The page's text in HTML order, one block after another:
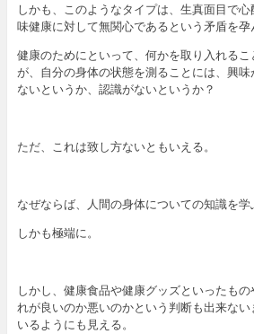
しかも、このようなタイプは、生真面目で
味健康に対して無関心であるという矛盾を孕
健康のためにといって、何かを取り入れる
が、自分の身体の状態を測ることには、興
ないというか、認識がないというか？
ただ、これは致し方ないともいえる。
なぜならば、人間の身体についての知識を学
しかも極端に。
しかし、健康食品や健康グッズといったも
れが良いのか悪いのかという判断も出来な
いるようにも見える。